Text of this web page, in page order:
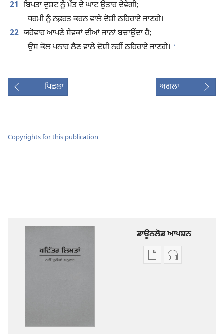
21 ਬਿਪਤਾ ਦੁਸ਼ਟ ਨੂੰ ਮੌਤ ਦੇ ਘਾਟ ਉਤਾਰ ਦੇਵੇਗੀ;
ਧਰਮੀ ਨੂੰ ਨਫ਼ਰਤ ਕਰਨ ਵਾਲੇ ਦੋਸ਼ੀ ਠਹਿਰਾਏ ਜਾਣਗੇ।
22 ਯਹੋਵਾਹ ਆਪਣੇ ਸੇਵਕਾਂ ਦੀਆਂ ਜਾਨਾਂ ਬਚਾਉਂਦਾ ਹੈ;
ਉਸ ਕੋਲ ਪਨਾਹ ਲੈਣ ਵਾਲੇ ਦੋਸ਼ੀ ਨਹੀਂ ਠਹਿਰਾਏ ਜਾਣਗੇ। +
ਪਿਛਲਾ ਅਗਲਾ
Copyrights for this publication
ਡਾਊਨਲੋਡ ਆਪਸ਼ਨ
ਡਿਜੀਟਲਆਡੀਓ